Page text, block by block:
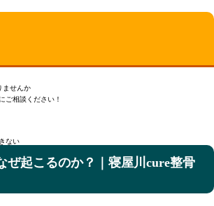
ご相談ください！
ない
ぜ起こるのか？｜寝屋川cure整骨